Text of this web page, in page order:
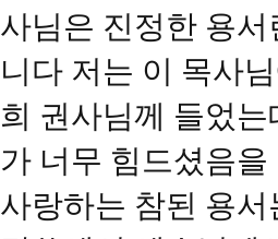
사님은 진정한 용
니다 저는 이 목사
희 권사님께 들었
가 너무 힘드셨음
사랑하는 참된 용